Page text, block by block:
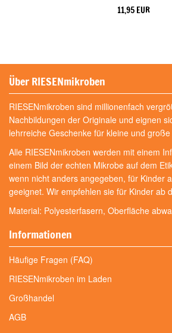
11,95 EUR
Über RIESENmikroben
RIESENmikroben sind millionenfach
Nachbildungen der Originale und eignen
lehrreiche Geschenke für kleine und
Alle RIESENmikroben werden mit einem
einem Bild der echten Mikrobe auf dem
wenn nicht anders angegeben, für Kinder
geeignet. Wir empfehlen sie für Kinder ab
Material: Polyesterfasern, Oberfläche
Informationen
Häufige Fragen (FAQ)
RIESENmikroben im Laden
Großhandel
AGB